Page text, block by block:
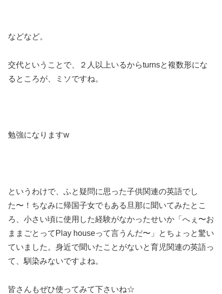
などなど。
交代ということで、２人以上いるからturnsと複数形にな
るところが、ミソですね。
勉強になりますw
というわけで、ふと疑問に思った子供関連の英語でし
た〜！ちなみに帰国子女でもある旦那に聞いてみたとこ
ろ、小さい頃に使用した経験がなかったせいか「へぇ〜お
ままごとってPlay houseって言うんだ〜」とちょっと驚い
ていました。身近で聞いたことがないと育児関連の英語っ
て、馴染みないですよね。
皆さんもぜひ使ってみて下さいね☆